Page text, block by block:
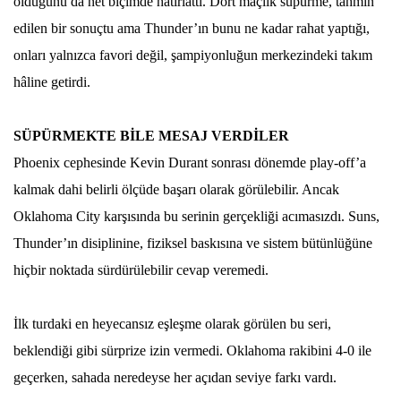
edilen bir sonuçtu ama Thunder’ın bunu ne kadar rahat yaptığı,
onları yalnızca favori değil, şampiyonluğun merkezindeki takım
hâline getirdi.
SÜPÜRMEKTE BİLE MESAJ VERDİLER
Phoenix cephesinde Kevin Durant sonrası dönemde play-off’a
kalmak dahi belirli ölçüde başarı olarak görülebilir. Ancak
Oklahoma City karşısında bu serinin gerçekliği acımasızdı. Suns,
Thunder’ın disiplinine, fiziksel baskısına ve sistem bütünlüğüne
hiçbir noktada sürdürülebilir cevap veremedi.
İlk turdaki en heyecansız eşleşme olarak görülen bu seri,
beklendiği gibi sürprize izin vermedi. Oklahoma rakibini 4-0 ile
geçerken, sahada neredeyse her açıdan seviye farkı vardı.